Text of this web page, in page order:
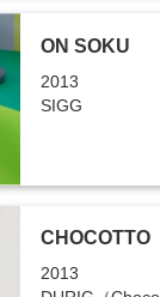
ON SOKU
2013
SIGG
CHOCOTTO
2013